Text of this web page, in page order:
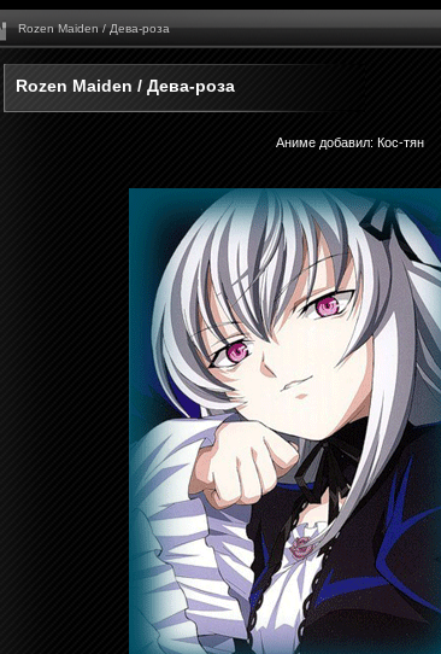
Rozen Maiden / Дева-роза
Rozen Maiden / Дева-роза
Аниме добавил: Кос-тян